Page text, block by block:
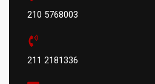
210 5768003
211 2181336